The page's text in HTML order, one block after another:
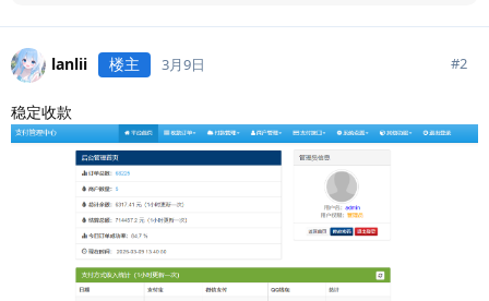
lanlii 楼主 3月9日 #2
稳定收款